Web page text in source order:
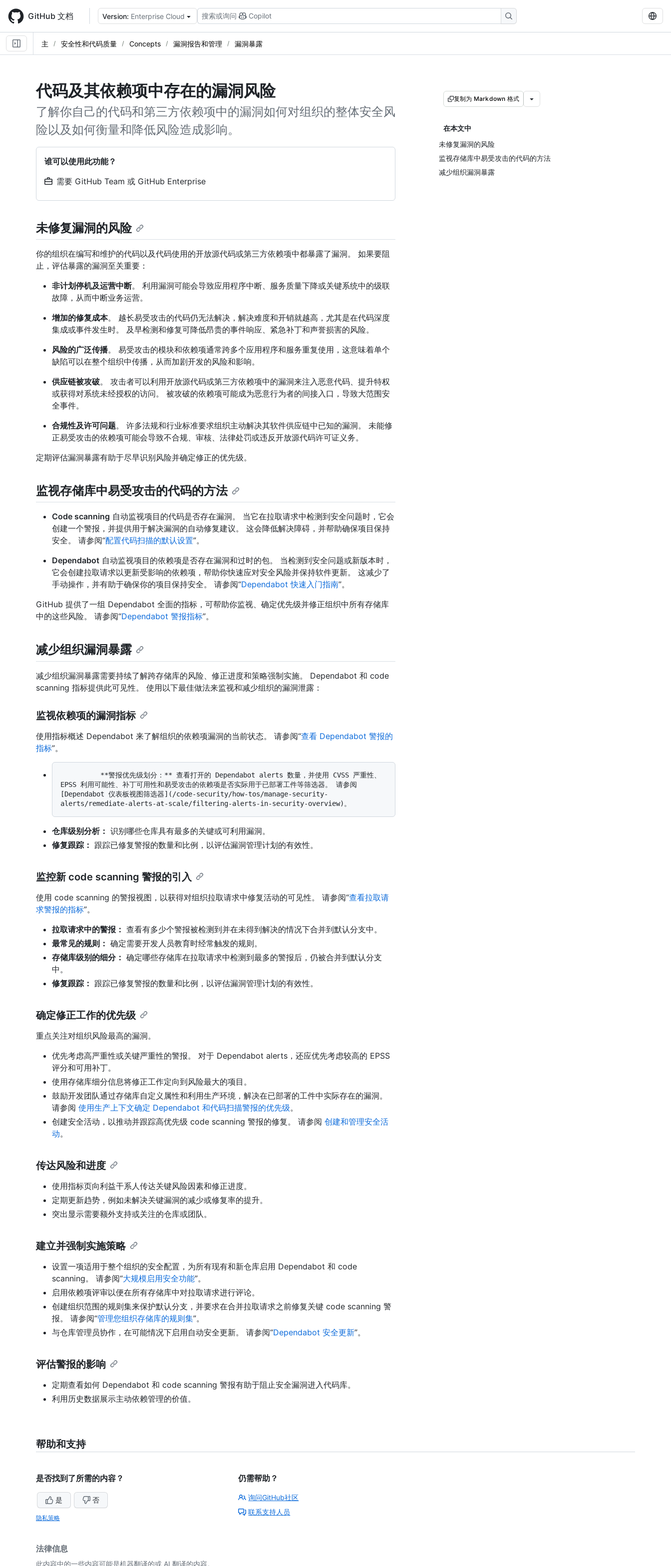
main
content
GitHub 文档 Version: Enterprise Cloud 搜索或询问 Copilot
主 安全性和代码质量 Concepts 漏洞报告和管理 漏洞暴露
代码及其依赖项中存在的漏洞风险
了解你自己的代码和第三方依赖项中的漏洞如何对组织的整体安全风
险以及如何衡量和降低风险造成影响。
谁可以使用此功能？
需要 GitHub Team 或 GitHub Enterprise
复制为 Markdown 格式
在本文中
未修复漏洞的风险
监视存储库中易受攻击的代码的方法
减少组织漏洞暴露
未修复漏洞的风险
你的组织在编写和维护的代码以及代码使用的开放源代码或第三方依赖项中都暴露了漏洞。 如果要阻
止，评估暴露的漏洞至关重要：
非计划停机及运营中断。 利用漏洞可能会导致应用程序中断、服务质量下降或关键系统中的级联
故障，从而中断业务运营。
增加的修复成本。 越长易受攻击的代码仍无法解决，解决难度和开销就越高，尤其是在代码深度
集成或事件发生时。 及早检测和修复可降低昂贵的事件响应、紧急补丁和声誉损害的风险。
风险的广泛传播。 易受攻击的模块和依赖项通常跨多个应用程序和服务重复使用，这意味着单个
缺陷可以在整个组织中传播，从而加剧开发的风险和影响。
供应链被攻破。 攻击者可以利用开放源代码或第三方依赖项中的漏洞来注入恶意代码、提升特权
或获得对系统未经授权的访问。 被攻破的依赖项可能成为恶意行为者的间接入口，导致大范围安
全事件。
合规性及许可问题。 许多法规和行业标准要求组织主动解决其软件供应链中已知的漏洞。 未能修
正易受攻击的依赖项可能会导致不合规、审核、法律处罚或违反开放源代码许可证义务。
定期评估漏洞暴露有助于尽早识别风险并确定修正的优先级。
监视存储库中易受攻击的代码的方法
Code scanning 自动监视项目的代码是否存在漏洞。 当它在拉取请求中检测到安全问题时，它会
创建一个警报，并提供用于解决漏洞的自动修复建议。 这会降低解决障碍，并帮助确保项目保持
安全。 请参阅“配置代码扫描的默认设置”。
Dependabot 自动监视项目的依赖项是否存在漏洞和过时的包。 当检测到安全问题或新版本时，
它会创建拉取请求以更新受影响的依赖项，帮助你快速应对安全风险并保持软件更新。 这减少了
手动操作，并有助于确保你的项目保持安全。 请参阅“Dependabot 快速入门指南”。
GitHub 提供了一组 Dependabot 全面的指标，可帮助你监视、确定优先级并修正组织中所有存储库
中的这些风险。 请参阅“Dependabot 警报指标”。
减少组织漏洞暴露
减少组织漏洞暴露需要持续了解跨存储库的风险、修正进度和策略强制实施。 Dependabot 和 code
scanning 指标提供此可见性。 使用以下最佳做法来监视和减少组织的漏洞泄露：
监视依赖项的漏洞指标
使用指标概述 Dependabot 来了解组织的依赖项漏洞的当前状态。 请参阅“查看 Dependabot 警报的
指标”。
EPSS 利用可能性、补丁可用性和易受攻击的依赖项是否实际用于已部署工件等筛选器。 请参阅
[Dependabot 仪表板视图筛选器](/code-security/how-tos/manage-security-
仓库级别分析： 识别哪些仓库具有最多的关键或可利用漏洞。
修复跟踪： 跟踪已修复警报的数量和比例，以评估漏洞管理计划的有效性。
监控新 code scanning 警报的引入
使用 code scanning 的警报视图，以获得对组织拉取请求中修复活动的可见性。 请参阅“查看拉取请
求警报的指标”。
拉取请求中的警报： 查看有多少个警报被检测到并在未得到解决的情况下合并到默认分支中。
最常见的规则： 确定需要开发人员教育时经常触发的规则。
存储库级别的细分： 确定哪些存储库在拉取请求中检测到最多的警报后，仍被合并到默认分支
中。
修复跟踪： 跟踪已修复警报的数量和比例，以评估漏洞管理计划的有效性。
确定修正工作的优先级
重点关注对组织风险最高的漏洞。
优先考虑高严重性或关键严重性的警报。 对于 Dependabot alerts，还应优先考虑较高的 EPSS
评分和可用补丁。
使用存储库细分信息将修正工作定向到风险最大的项目。
鼓励开发团队通过存储库自定义属性和利用生产环境，解决在已部署的工件中实际存在的漏洞。
请参阅 使用生产上下文确定 Dependabot 和代码扫描警报的优先级。
创建安全活动，以推动并跟踪高优先级 code scanning 警报的修复。 请参阅 创建和管理安全活
动。
传达风险和进度
使用指标页向利益干系人传达关键风险因素和修正进度。
定期更新趋势，例如未解决关键漏洞的减少或修复率的提升。
突出显示需要额外支持或关注的仓库或团队。
建立并强制实施策略
设置一项适用于整个组织的安全配置，为所有现有和新仓库启用 Dependabot 和 code
scanning。 请参阅“大规模启用安全功能”。
启用依赖项评审以便在所有存储库中对拉取请求进行评论。
创建组织范围的规则集来保护默认分支，并要求在合并拉取请求之前修复关键 code scanning 警
报。 请参阅“管理您组织存储库的规则集”。
与仓库管理员协作，在可能情况下启用自动安全更新。 请参阅“Dependabot 安全更新”。
评估警报的影响
定期查看如何 Dependabot 和 code scanning 警报有助于阻止安全漏洞进入代码库。
利用历史数据展示主动依赖管理的价值。
帮助和支持
是否找到了所需的内容？
是 否
隐私策略
仍需帮助？
询问GitHub社区
联系支持人员
法律信息
此内容中的一些内容可能是机器翻译的或 AI 翻译的内容。